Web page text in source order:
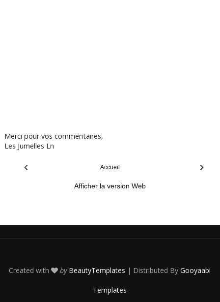
Merci pour vos commentaires,
Les Jumelles Ln
‹ ›
Accueil
Afficher la version Web
Created with by BeautyTemplates | Distributed ByGooyaabi
Templates